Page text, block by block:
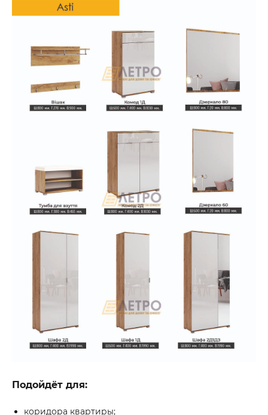
Подойдёт для:
коридора квартиры;